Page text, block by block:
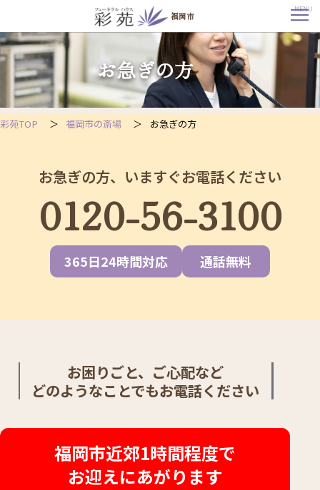
福岡市
MENU
福
岡
市
で
篤・
逝
去
で
応
お急ぎの方
彩苑TOP 福岡市の斎場 お急ぎの方
お急ぎの方、いますぐお電話ください
0120-56-3100
365日24時間対応 通話無料
お困りごと、ご心配など
どのようなことでもお電話ください
福岡市近郊1時間程度で
お迎えにあがります